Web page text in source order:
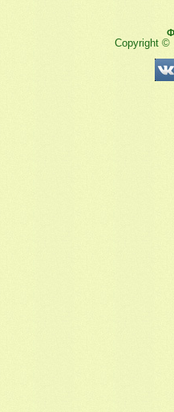
Copyright ©